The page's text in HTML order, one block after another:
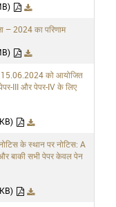
– 2024 का परिणाम
को आयोजित
III और पेपर-IV के लिए
के स्थान पर नोटिस: A
बाकी सभी पेपर केवल पेन